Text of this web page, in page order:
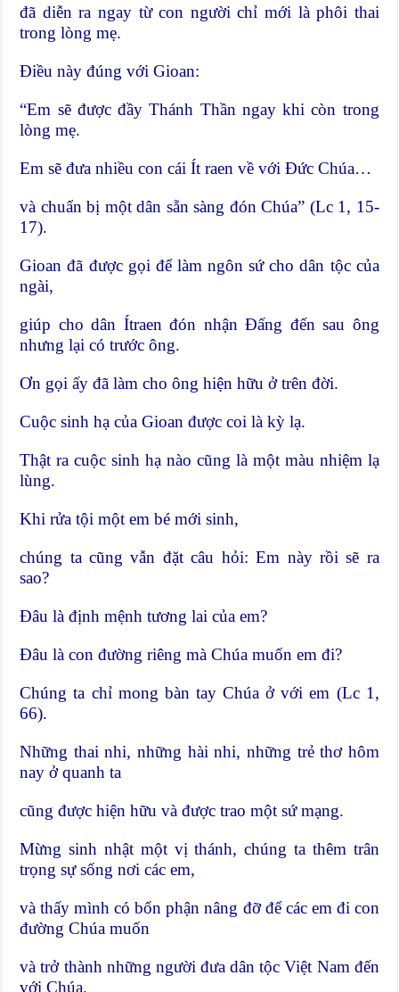
đã diễn ra ngay từ con người chỉ mới là phôi thai
trong lòng mẹ.
Điều này đúng với Gioan:
“Em sẽ được đầy Thánh Thần ngay khi còn trong
lòng mẹ.
Em sẽ đưa nhiều con cái Ít raen về với Đức Chúa…
và chuẩn bị một dân sẵn sàng đón Chúa” (Lc 1, 15-
17).
Gioan đã được gọi để làm ngôn sứ cho dân tộc của
ngài,
giúp cho dân Ítraen đón nhận Đấng đến sau ông
nhưng lại có trước ông.
Ơn gọi ấy đã làm cho ông hiện hữu ở trên đời.
Cuộc sinh hạ của Gioan được coi là kỳ lạ.
Thật ra cuộc sinh hạ nào cũng là một màu nhiệm lạ
lùng.
Khi rửa tội một em bé mới sinh,
chúng ta cũng vẫn đặt câu hỏi: Em này rồi sẽ ra
sao?
Đâu là định mệnh tương lai của em?
Đâu là con đường riêng mà Chúa muốn em đi?
Chúng ta chỉ mong bàn tay Chúa ở với em (Lc 1,
66).
Những thai nhi, những hài nhi, những trẻ thơ hôm
nay ở quanh ta
cũng được hiện hữu và được trao một sứ mạng.
Mừng sinh nhật một vị thánh, chúng ta thêm trân
trọng sự sống nơi các em,
và thấy mình có bổn phận nâng đỡ để các em đi con
đường Chúa muốn
và trở thành những người đưa dân tộc Việt Nam đến
với Chúa.